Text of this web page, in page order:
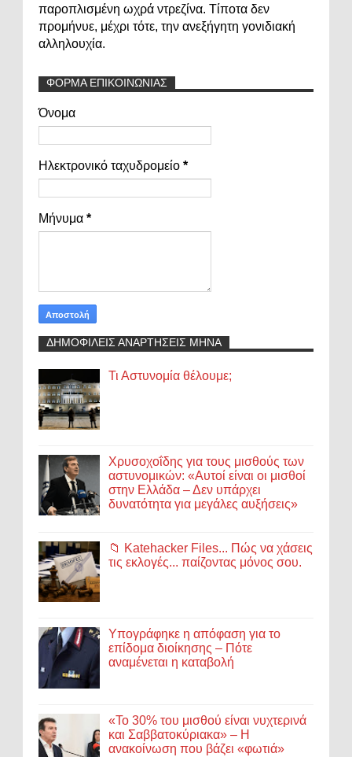
παροπλισμένη ωχρά ντρεζίνα. Τίποτα δεν
προμήνυε, μέχρι τότε, την ανεξήγητη γονιδιακή
αλληλουχία.
ΦΟΡΜΑ ΕΠΙΚΟΙΝΩΝΙΑΣ
Όνομα
Ηλεκτρονικό ταχυδρομείο *
Μήνυμα *
ΔΗΜΟΦΙΛΕΙΣ ΑΝΑΡΤΗΣΕΙΣ ΜΗΝΑ
Τι Αστυνομία θέλουμε;
Χρυσοχοΐδης για τους μισθούς των
αστυνομικών: «Αυτοί είναι οι μισθοί
στην Ελλάδα – Δεν υπάρχει
δυνατότητα για μεγάλες αυξήσεις»
📁 Katehacker Files... Πώς να χάσεις
τις εκλογές... παίζοντας μόνος σου.
Υπογράφηκε η απόφαση για το
επίδομα διοίκησης – Πότε
αναμένεται η καταβολή
«Το 30% του μισθού είναι νυχτερινά
και Σαββατοκύριακα» – Η
ανακοίνωση που βάζει «φωτιά»